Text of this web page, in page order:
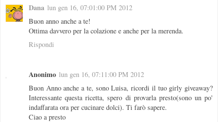
Dana lun gen 16, 07:01:00 PM 2012
Buon anno anche a te!
Ottima davvero per la colazione e anche per la merenda.
Rispondi
Anonimo lun gen 16, 07:11:00 PM 2012
Buon Anno anche a te, sono Luisa, ricordi il tuo girly giveaway?
Interessante questa ricetta, spero di provarla presto(sono un po'
indaffarata ora per cucinare dolci). Ti farò sapere.
Ciao a presto